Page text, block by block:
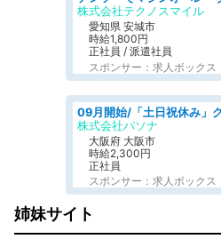
株式会社テクノスマイル
愛知県 安城市
時給1,800円
正社員 / 派遣社員
スポンサー：求人ボックス
株式会社パソナ
大阪府 大阪市
時給2,300円
正社員
スポンサー：求人ボックス
姉妹サイト